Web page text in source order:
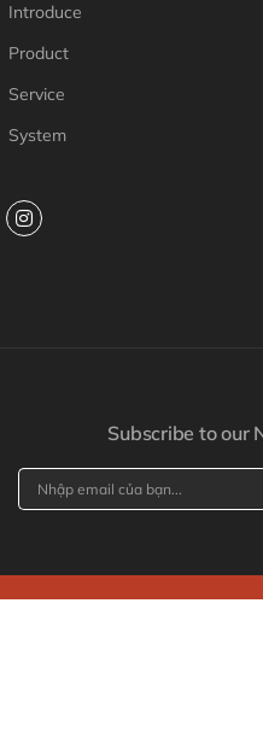
Introduce
Product
Service
System
Subscribe to our